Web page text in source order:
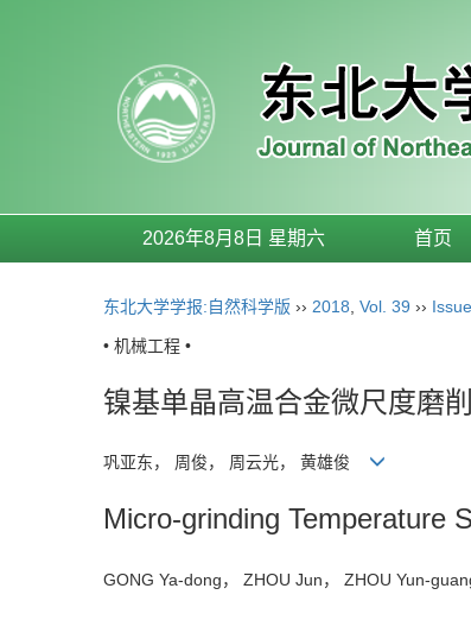
2026年8月8日 星期六 首页
东北大学学报:自然科学版 ›› 2018 Vol. 39 ››
• 机械工程 •
镍基单晶高温合金微尺度磨
巩亚东， 周俊， 周云光， 黄雄俊
Micro-grinding Temperature
GONG Ya-dong， ZHOU Jun， ZHOU Yun-